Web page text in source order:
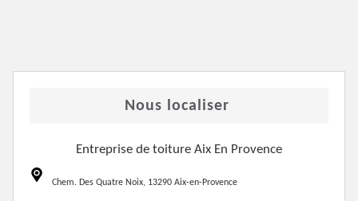
Nous localiser
Entreprise de toiture Aix En Provence
Chem. Des Quatre Noix, 13290 Aix-en-Provence